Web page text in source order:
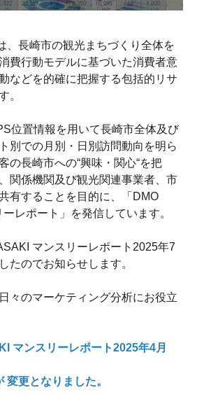
、長崎市の観光まちづくり全体を
費行動モデルに基づいた消費者意
などを的確に把握する包括的リサ
。
位置情報を用いて長崎市全体及び
別での月別・日別訪問動向を明ら
の長崎市への“興味・関心“を把
関係機関及び観光関連事業者、市
有することを目的に、「DMO
レポート」を発信しています。
マンスリーレポート2025年7
たのでお知らせします。
々のマーケティング分析にお役立
マンスリーレポート2025年4月
更となりました。